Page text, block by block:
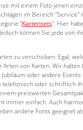
mit einem Foto jenen
im Bereich "Service"
"Kartensets". Hier
können Sie jede von
zu verschicken. Egal,
von Karten. Wir halten
oder andere
telefonisch oder schriftlich
preiswerten
immer einfach. Auch
andere Fonts geeignet